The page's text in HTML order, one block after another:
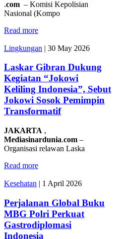
.com – Komisi Kepolisian
Nasional (Kompo
Read more
Lingkungan | 30 May 2026
Laskar Gibran Dukung
Kegiatan “Jokowi
Keliling Indonesia”, Sebut
Jokowi Sosok Pemimpin
Transformatif
JAKARTA ,
Mediasinardunia.com –
Organisasi relawan Laska
Read more
Kesehatan | 1 April 2026
Perjalanan Global Buku
MBG Polri Perkuat
Gastrodiplomasi
Indonesia